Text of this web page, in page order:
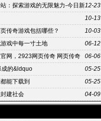
12-23
：探索游戏的无限魅力-今日新
们的乐园
10-13
10-03
传奇游戏包括哪些？
06-12
戏中每一寸土地
06-06
网，2923网页传奇 网页传奇
05-25
成的&ldquo
05-25
能下载到
04-09
建社会